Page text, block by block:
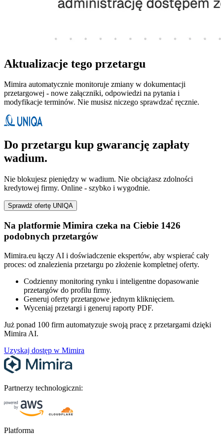
Aktualizacje tego przetargu
Mimira automatycznie monitoruje zmiany w dokumentacji
przetargowej - nowe załączniki, odpowiedzi na pytania i
modyfikacje terminów. Nie musisz niczego sprawdzać ręcznie.
Do przetargu kup gwarancję zapłaty
wadium.
Nie blokujesz pieniędzy w wadium. Nie obciążasz zdolności
kredytowej firmy. Online - szybko i wygodnie.
Sprawdź ofertę UNIQA
Na platformie Mimira czeka na Ciebie 1426
podobnych przetargów
Mimira.eu łączy AI i doświadczenie ekspertów, aby wspierać cały
proces: od znalezienia przetargu po złożenie kompletnej oferty.
Codzienny monitoring rynku i inteligentne dopasowanie
przetargów do profilu firmy.
Generuj oferty przetargowe jednym kliknięciem.
Wyceniaj przetargi i generuj raporty PDF.
Już ponad 100 firm automatyzuje swoją pracę z przetargami dzięki
Mimira AI.
Uzyskaj dostęp w Mimira
Partnerzy technologiczni:
Platforma